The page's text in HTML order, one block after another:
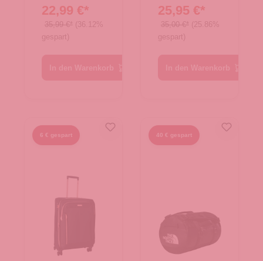
Cognac
Brand
22,99 €*
35,99 €* (36.12%
gespart)
25,95 €*
35,00 €* (25.86%
gespart)
6 € gespart 40 € gespart